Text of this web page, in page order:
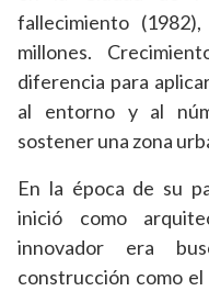
fallecimiento
millones.
diferencia para
al entorno y al
sostener una zona
En la época de su
inició como
innovador era
construcción como